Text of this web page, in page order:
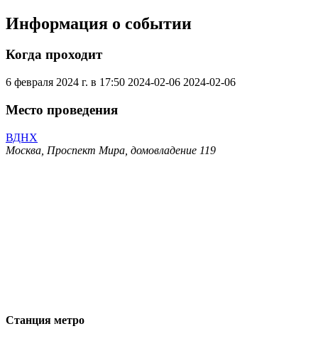
Информация о событии
Когда проходит
6 февраля 2024 г. в 17:50 2024-02-06 2024-02-06
Место проведения
ВДНХ
Москва, Проспект Мира, домовладение 119
Станция метро